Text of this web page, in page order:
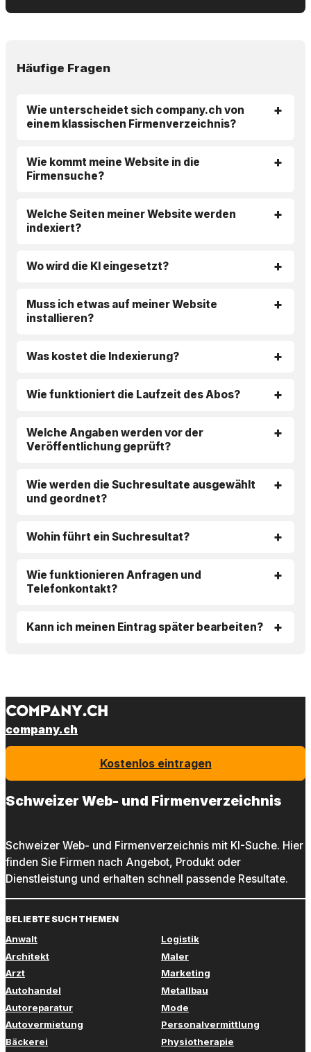
Häufige Fragen
Wie unterscheidet sich company.ch von
einem klassischen Firmenverzeichnis?
Wie kommt meine Website in die
Firmensuche?
Welche Seiten meiner Website werden
indexiert?
Wo wird die KI eingesetzt?
Muss ich etwas auf meiner Website
installieren?
Was kostet die Indexierung?
Wie funktioniert die Laufzeit des Abos?
Welche Angaben werden vor der
Veröffentlichung geprüft?
Wie werden die Suchresultate ausgewählt
und geordnet?
Wohin führt ein Suchresultat?
Wie funktionieren Anfragen und
Telefonkontakt?
Kann ich meinen Eintrag später bearbeiten?
company.ch
Kostenlos eintragen
Schweizer Web- und Firmenverzeichnis
Schweizer Web- und Firmenverzeichnis mit KI-Suche. Hier
finden Sie Firmen nach Angebot, Produkt oder
Dienstleistung und erhalten schnell passende Resultate.
BELIEBTE SUCHTHEMEN
Anwalt
Architekt
Arzt
Autohandel
Autoreparatur
Autovermietung
Bäckerei
Logistik
Maler
Marketing
Metallbau
Mode
Personalvermittlung
Physiotherapie